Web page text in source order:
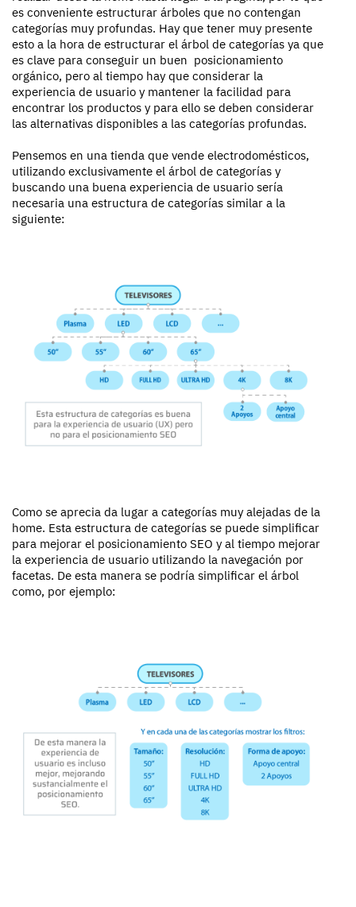
es conveniente estructurar árboles que no contengan
categorías muy profundas. Hay que tener muy presente
esto a la hora de estructurar el árbol de categorías ya que
es clave para conseguir un buen posicionamiento
orgánico, pero al tiempo hay que considerar la
experiencia de usuario y mantener la facilidad para
encontrar los productos y para ello se deben considerar
las alternativas disponibles a las categorías profundas.
Pensemos en una tienda que vende electrodomésticos,
utilizando exclusivamente el árbol de categorías y
buscando una buena experiencia de usuario sería
necesaria una estructura de categorías similar a la
siguiente:
Como se aprecia da lugar a categorías muy alejadas de la
home. Esta estructura de categorías se puede simplificar
para mejorar el posicionamiento SEO y al tiempo mejorar
la experiencia de usuario utilizando la navegación por
facetas. De esta manera se podría simplificar el árbol
como, por ejemplo: